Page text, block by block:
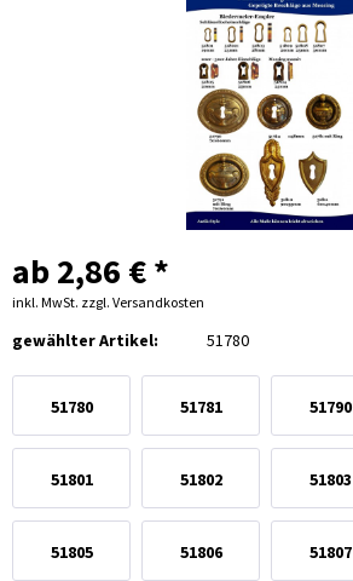
ab 2,86 € *
inkl. MwSt. zzgl. Versandkosten
gewählter Artikel: 51780
51780 51781 51790
51801 51802 51803
51805 51806 51807